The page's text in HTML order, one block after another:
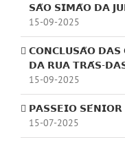
𝗦𝗔̃𝗢 𝗦𝗜𝗠𝗔̃𝗢 𝗗𝗔
15-09-2025
𝗖𝗢𝗡𝗖𝗟𝗨𝗦𝗔̃𝗢 𝗗𝗔𝗦
𝗗𝗔 𝗥𝗨𝗔 𝗧𝗥𝗔́𝗦-
15-09-2025
𝗣𝗔𝗦𝗦𝗘𝗜𝗢 𝗦𝗘́𝗡𝗜𝗢𝗥
15-07-2025